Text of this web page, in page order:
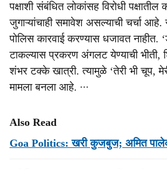
पक्षाशी संबंधित लोकांसह विरोधी
जुगाऱ्यांचाही समावेश असल्याची चर्चा आहे.
पोलिस कारवाई करण्यास धजावत नाहीत.
टाकल्यास प्रकरण अंगलट येण्याची भीती,
शंभर टक्के खात्री. त्यामुळे ‘तेरी भी चूप,
मामला बनला आहे. ∙∙∙
Also Read
Goa Politics: खरी कुजबुज; अमित